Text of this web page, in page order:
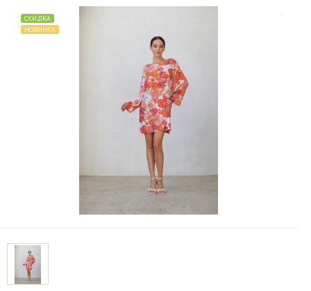
СКИДКА
НОВИНКА